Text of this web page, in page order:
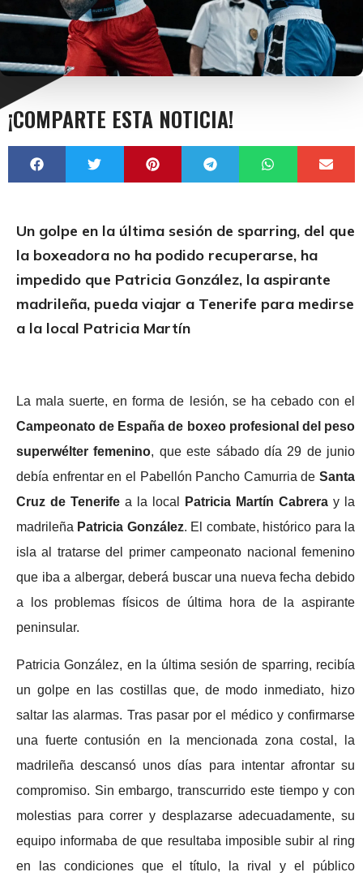
¡COMPARTE ESTA NOTICIA!
Un golpe en la última sesión de sparring, del que
la boxeadora no ha podido recuperarse, ha
impedido que Patricia González, la aspirante
madrileña, pueda viajar a Tenerife para medirse
a la local Patricia Martín
La mala suerte, en forma de lesión, se ha cebado con el
Campeonato de España de boxeo profesional del peso
superwélter femenino, que este sábado día 29 de junio
debía enfrentar en el Pabellón Pancho Camurria de Santa
Cruz de Tenerife a la local Patricia Martín Cabrera y la
madrileña Patricia González. El combate, histórico para la
isla al tratarse del primer campeonato nacional femenino
que iba a albergar, deberá buscar una nueva fecha debido
a los problemas físicos de última hora de la aspirante
peninsular.
Patricia González, en la última sesión de sparring, recibía
un golpe en las costillas que, de modo inmediato, hizo
saltar las alarmas. Tras pasar por el médico y confirmarse
una fuerte contusión en la mencionada zona costal, la
madrileña descansó unos días para intentar afrontar su
compromiso. Sin embargo, transcurrido este tiempo y con
molestias para correr y desplazarse adecuadamente, su
equipo informaba de que resultaba imposible subir al ring
en las condiciones que el título, la rival y el público